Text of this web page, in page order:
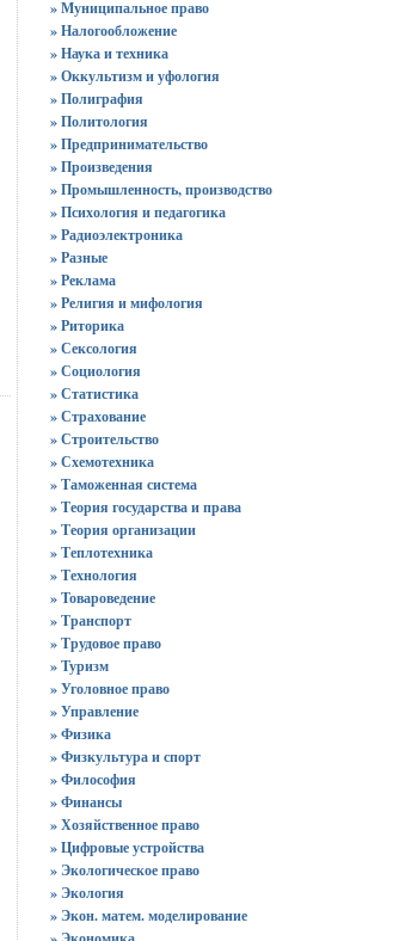
» Муниципальное право
» Налогообложение
» Наука и техника
» Оккультизм и уфология
» Полиграфия
» Политология
» Предпринимательство
» Произведения
» Промышленность, производство
» Психология и педагогика
» Радиоэлектроника
» Разные
» Реклама
» Религия и мифология
» Риторика
» Сексология
» Социология
» Статистика
» Страхование
» Строительство
» Схемотехника
» Таможенная система
» Теория государства и права
» Теория организации
» Теплотехника
» Технология
» Товароведение
» Транспорт
» Трудовое право
» Туризм
» Уголовное право
» Управление
» Физика
» Физкультура и спорт
» Философия
» Финансы
» Хозяйственное право
» Цифровые устройства
» Экологическое право
» Экология
» Экон. матем. моделирование